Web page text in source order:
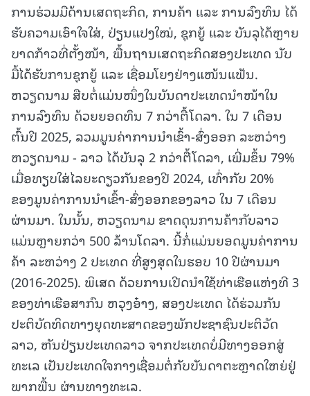
ການຮ່ວມມືດ້ານເສດຖະກິດ, ການຄ້າ ແລະ ການລົງທຶນ ໄດ້
ຮັບຄວາມເອົາໃຈໃສ່, ປ່ຽນແປງໃໝ່, ຊຸກຍູ້ ແລະ ບັນລຸໄດ້ຫຼາຍ
ບາດກ້າວທີ່ຕັ້ງໜ້າ, ພື້ນຖານເສດຖະກິດສອງປະເທດ ນັບ
ມື້ໄດ້ຮັບການຊຸກຍູ້ ແລະ ເຊື່ອມໂຍງຢ່າງແໜ້ນແຟ້ນ.
ຫວຽດນາມ ສືບຕໍ່ແມ່ນໜຶ່ງໃນບັນດາປະເທດນຳໜ້າໃນ
ການລົງທຶນ ດ້ວຍຍອດທຶນ 7 ກວ່າຕື້ໂດລາ. ໃນ 7 ເດືອນ
ຕົ້ນປີ 2025, ລວມມູນຄ່າການນຳເຂົ້າ-ສົ່ງອອກ ລະຫວ່າງ
ຫວຽດນາມ - ລາວ ໄດ້ບັນລຸ 2 ກວ່າຕື້ໂດລາ, ເພີ່ມຂຶ້ນ 79%
ເມື່ອທຽບໃສ່ໄລຍະດຽວກັນຂອງປີ 2024, ເທົ່າກັບ 20%
ຂອງມູນຄ່າການນຳເຂົ້າ-ສົ່ງອອກຂອງລາວ ໃນ 7 ເດືອນ
ຜ່ານມາ. ໃນນັ້ນ, ຫວຽດນາມ ຂາດດຸນການຄ້າກັບລາວ
ແມ່ນຫຼາຍກວ່າ 500 ລ້ານໂດລາ. ນີ້ກໍ່ແມ່ນຍອດມູນຄ່າການ
ຄ້າ ລະຫວ່າງ 2 ປະເທດ ທີ່ສູງສຸດໃນຮອບ 10 ປີຜ່ານມາ
(2016-2025). ພິເສດ ດ້ວຍການເປີດນຳໃຊ້ທ່າເຮືອແຫ່ງທີ 3
ຂອງທ່າເຮືອສາກົນ ຫວຸງອ໋າງ, ສອງປະເທດ ໄດ້ຮ່ວມກັນ
ປະຕິບັດທິດທາງຍຸດທະສາດຂອງພັກປະຊາຊົນປະຕິວັດ
ລາວ, ຫັນປ່ຽນປະເທດລາວ ຈາກປະເທດບໍ່ມີທາງອອກສູ່
ທະເລ ເປັນປະເທດໃຈກາງເຊື່ອມຕໍ່ກັບບັນດາຕະຫຼາດໃຫຍ່ຢູ່
ພາກພື້ນ ຜ່ານທາງທະເລ.